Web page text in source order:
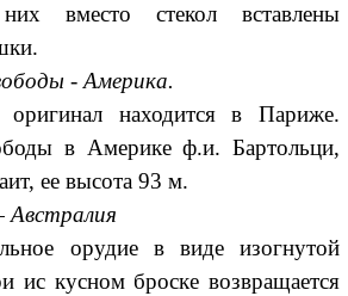
вместо стекол вставлены
- Америка.
находится в Париже.
в Америке ф.и. Бартольци,
ее высота 93 м.
орудие в виде изогнутой
ис кусном броске возвращается